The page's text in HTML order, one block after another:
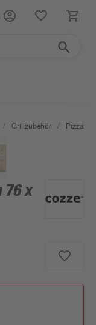
/ Grillzubehör /
76 x